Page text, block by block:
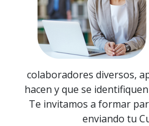
colaboradores diversos,
hacen y que se
Te invitamos a formar
enviando tu